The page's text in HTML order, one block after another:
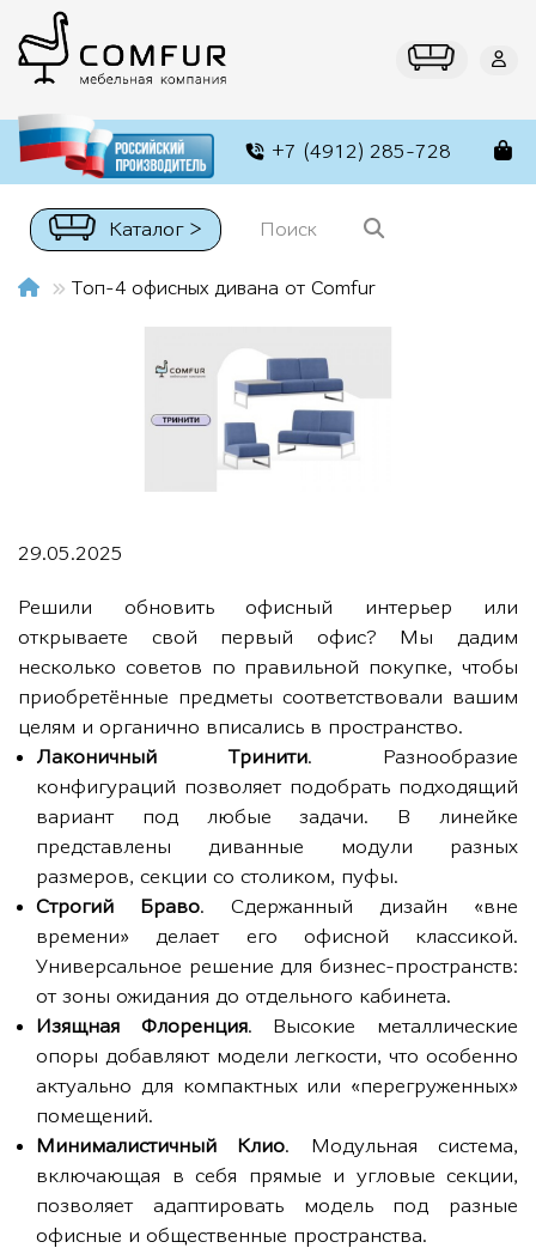
+7 (4912) 285-728
Каталог >
Топ-4 офисных дивана от Comfur
29.05.2025
Решили обновить офисный интерьер или
открываете свой первый офис? Мы дадим
несколько советов по правильной покупке, чтобы
приобретённые предметы соответствовали вашим
целям и органично вписались в пространство.
Лаконичный Тринити. Разнообразие
конфигураций позволяет подобрать подходящий
вариант под любые задачи. В линейке
представлены диванные модули разных
размеров, секции со столиком, пуфы.
Строгий Браво. Сдержанный дизайн «вне
времени» делает его офисной классикой.
Универсальное решение для бизнес-пространств:
от зоны ожидания до отдельного кабинета.
Изящная Флоренция. Высокие металлические
опоры добавляют модели легкости, что особенно
актуально для компактных или «перегруженных»
помещений.
Минималистичный Клио. Модульная система,
включающая в себя прямые и угловые секции,
позволяет адаптировать модель под разные
офисные и общественные пространства.